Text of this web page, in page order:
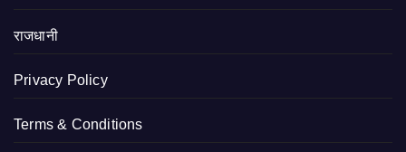
राजधानी
Privacy Policy
Terms & Conditions